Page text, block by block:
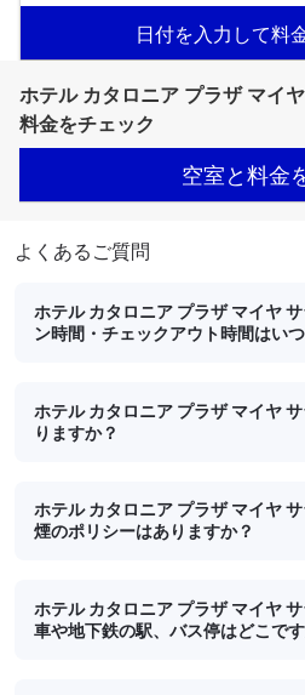
日付を入力して料
ホテル カタロニア プラザ マイ
料金をチェック
空室と料金
よくあるご質問
ホテル カタロニア プラザ マイヤ
ン時間・チェックアウト時間はい
ホテル カタロニア プラザ マイヤ
りますか？
ホテル カタロニア プラザ マイヤ
煙のポリシーはありますか？
ホテル カタロニア プラザ マイヤ
車や地下鉄の駅、バス停はどこで